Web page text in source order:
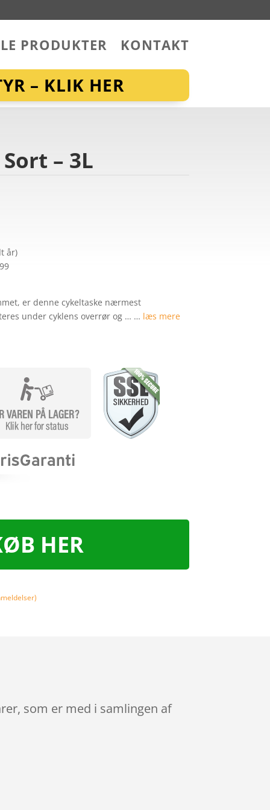
PRODUKTER KONTAKT
– KLIK HER
– 3L
år)
er denne cykeltaske nærmest
under cyklens overrør og … … læs mere
HER
som er med i samlingen af